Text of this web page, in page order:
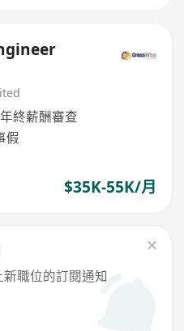
終薪酬審查
假
$35K-55K/月
職位的訂閱通知